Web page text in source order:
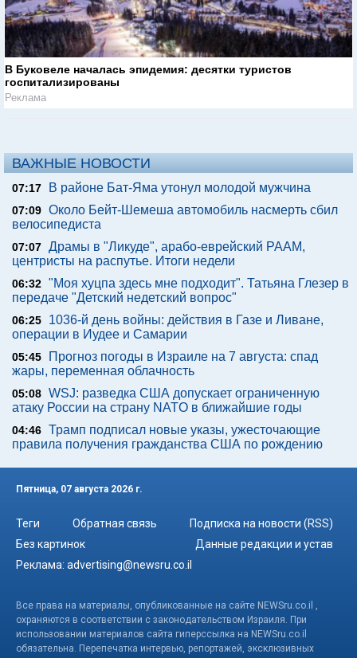
В Буковеле началась эпидемия: десятки туристов
госпитализированы
Реклама
ВАЖНЫЕ НОВОСТИ
07:17 В районе Бат-Яма утонул молодой мужчина
07:09 Около Бейт-Шемеша автомобиль насмерть сбил
велосипедиста
07:07 Драмы в "Ликуде", арабо-еврейский РААМ,
центристы на распутье. Итоги недели
06:32 "Моя хуцпа здесь мне подходит". Татьяна Глезер в
передаче "Детский недетский вопрос"
06:25
1036-й день войны: действия в Газе и Ливане,
операции в Иудее и Самарии
05:45
Прогноз погоды в Израиле на 7 августа: спад
жары, переменная облачность
05:08 WSJ: разведка США допускает ограниченную
атаку России на страну NATO в ближайшие годы
04:46 Трамп подписал новые указы, ужесточающие
правила получения гражданства США по рождению
Пятница, 07 августа 2026 г.
Теги Обратная связь
Подписка на новости (RSS)
Без картинок
Данные редакции и устав
Реклама: advertising@newsru.co.il
Все права на материалы, опубликованные на сайте NEWSru.co.il ,
охраняются в соответствии с законодательством Израиля. При
использовании материалов сайта гиперссылка на NEWSru.co.il
обязательна. Перепечатка интервью, репортажей, эксклюзивных